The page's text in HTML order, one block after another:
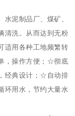
泥制品厂、煤矿、
清洗。从而达到无粉
适用各种工地频繁转
，操作方便；☆彻底
经典设计；☆自动排
用水，节约大量水